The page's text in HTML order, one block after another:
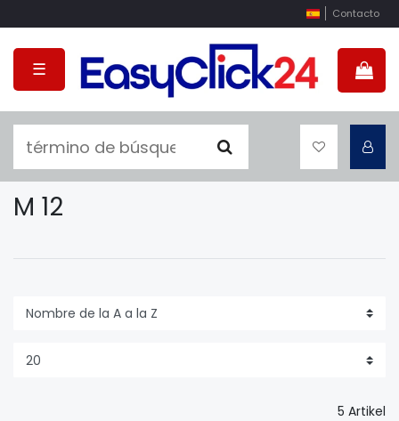
Contacto
☰
M 12
5 Artikel